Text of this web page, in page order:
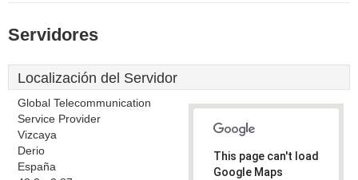
Servidores
Localización del Servidor
Global Telecommunication
Service Provider
Vizcaya
Derio
España
This page can't load
Google Maps